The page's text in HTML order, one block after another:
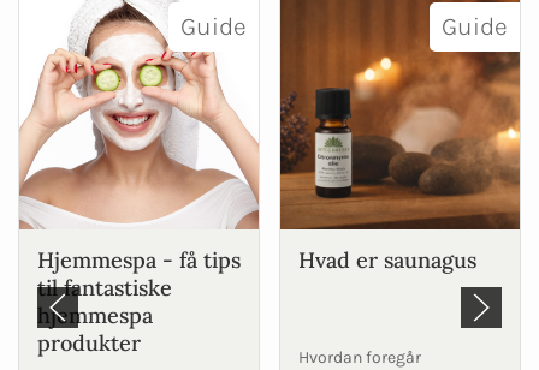
Guide
Hjemmespa - få tips
til fantastiske
hjemmespa
produkter
Guide
Hvad er saunagus
Hvordan foregår